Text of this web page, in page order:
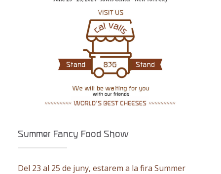
Summer Fancy Food Show
Del 23 al 25 de juny, estarem a la fira Summer